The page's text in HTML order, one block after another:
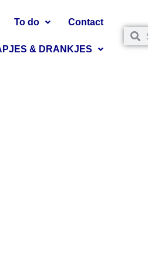
To do Contact
& DRANKJES